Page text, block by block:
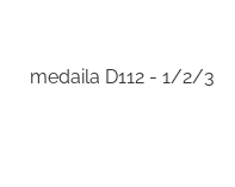
medaila D112 - 1/2/3